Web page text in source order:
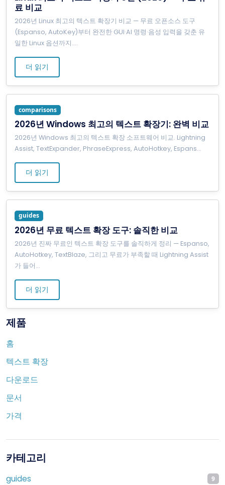
료 비교
2026년 Linux 최고의 텍스트 확장기 비교 — 무료 오픈소스 도구
(Espanso, AutoKey)부터 완전한 GUI·AI 명령·음성 입력을 갖춘 유
일한 Linux 옵션까지....
더 읽기
comparisons
2026년 Windows 최고의 텍스트 확장기: 완벽 비교
2026년 Windows 최고의 텍스트 확장 소프트웨어 비교. Lightning
Assist, TextExpander, PhraseExpress, AutoHotkey, Espans...
더 읽기
guides
2026년 무료 텍스트 확장 도구: 솔직한 비교
2026년 진짜 무료인 텍스트 확장 도구를 솔직하게 정리 — Espanso,
AutoHotkey, TextBlaze, 그리고 무료가 부족할 때 Lightning Assist
가 들어...
더 읽기
제품
홈
텍스트 확장
다운로드
문서
가격
카테고리
guides 9